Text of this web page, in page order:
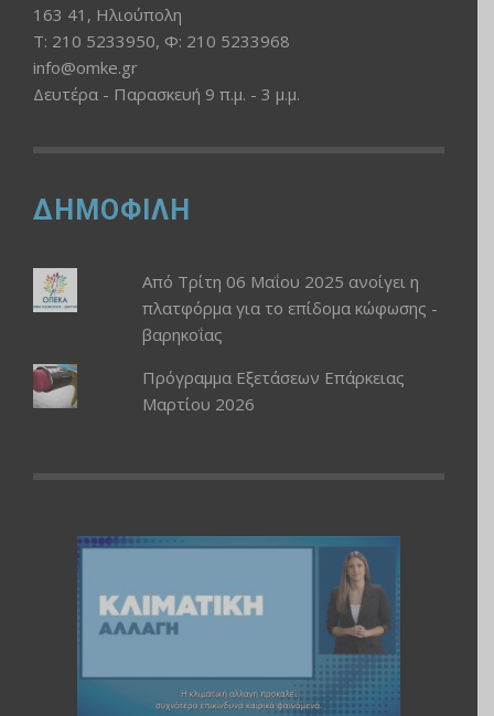
163 41, Ηλιούπολη
Τ: 210 5233950, Φ: 210 5233968
info@omke.gr
Δευτέρα - Παρασκευή 9 π.μ. - 3 μ.μ.
ΔΗΜΟΦΙΛΗ
Από Τρίτη 06 Μαΐου 2025 ανοίγει η
πλατφόρμα για το επίδομα κώφωσης -
βαρηκοΐας
Πρόγραμμα Εξετάσεων Επάρκειας
Μαρτίου 2026